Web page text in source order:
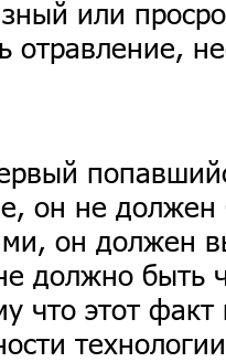
или
отравление,
он не
он должен
должно быть
что этот